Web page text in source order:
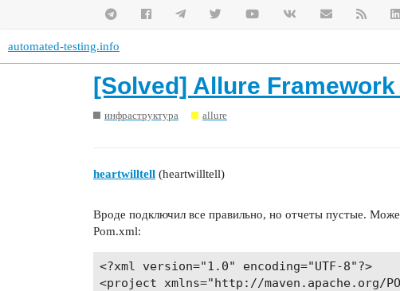
automated-testing.info
[Solved] Allure
инфраструктура allure
heartwilltell (heartwilltell)
Вроде подключил все правильно, но отчеты пустые.
Pom.xml:
<?xml version="1.0" encoding="UTF-8"?>
<project xmlns="http://maven.apache.org/